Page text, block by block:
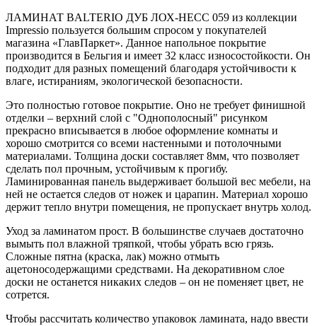
ЛАМИНАТ BALTERIO ДУБ ЛОХ-НЕСС 059 из коллекции
Impressio пользуется большим спросом у покупателей
магазина «ГлавПаркет». Данное напольное покрытие
производится в Бельгия и имеет 32 класс износостойкости. Он
подходит для разных помещений благодаря устойчивости к
влаге, истираниям, экологической безопасности.
Это полностью готовое покрытие. Оно не требует финишной
отделки – верхний слой с "Однополосный" рисунком
прекрасно вписывается в любое оформление комнаты и
хорошо смотрится со всеми настенными и потолочными
материалами. Толщина доски составляет 8мм, что позволяет
сделать пол прочным, устойчивым к прогибу.
Ламинированная панель выдерживает большой вес мебели, на
ней не остается следов от ножек и царапин. Материал хорошо
держит тепло внутри помещения, не пропускает внутрь холод.
Уход за ламинатом прост. В большинстве случаев достаточно
вымыть пол влажной тряпкой, чтобы убрать всю грязь.
Сложные пятна (краска, лак) можно отмыть
ацетоносодержащими средствами. На декоративном слое
доски не останется никаких следов – он не поменяет цвет, не
сотрется.
Чтобы рассчитать количество упаковок ламината, надо ввести